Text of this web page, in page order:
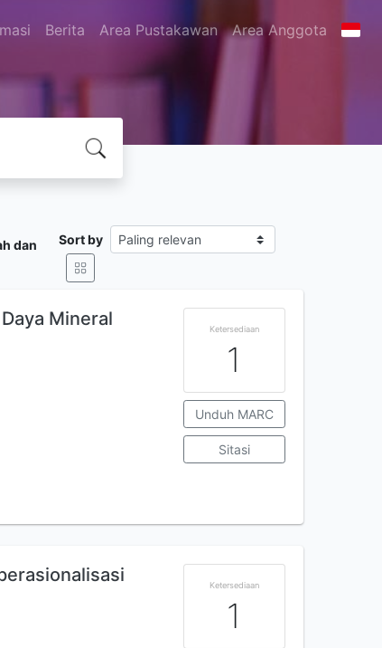
Berita Area Pustakawan Area Anggota
dan
Sort by
Mineral Ketersediaan
1
Unduh MARC
Sitasi
Ketersediaan
1